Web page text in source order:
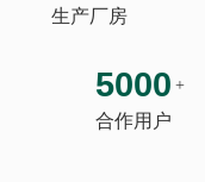
生产厂房
5000 +
合作用户